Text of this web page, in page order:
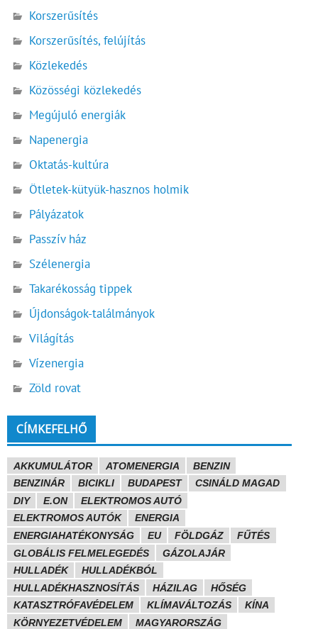
Korszerűsítés
Korszerűsítés, felújítás
Közlekedés
Közösségi közlekedés
Megújuló energiák
Napenergia
Oktatás-kultúra
Ötletek-kütyük-hasznos holmik
Pályázatok
Passzív ház
Szélenergia
Takarékosság tippek
Újdonságok-találmányok
Világítás
Vízenergia
Zöld rovat
CÍMKEFELHŐ
AKKUMULÁTOR ATOMENERGIA
BENZIN
BENZINÁR
BICIKLI BUDAPEST
CSINÁLD MAGAD
DIY
E.ON
ELEKTROMOS AUTÓ
ELEKTROMOS AUTÓK
ENERGIA
ENERGIAHATÉKONYSÁG
EU FÖLDGÁZ
FŰTÉS
GLOBÁLIS FELMELEGEDÉS
GÁZOLAJÁR
HULLADÉK
HULLADÉKBÓL
HULLADÉKHASZNOSÍTÁS
HÁZILAG
HŐSÉG
KATASZTRÓFAVÉDELEM
KLÍMAVÁLTOZÁS
KÍNA
KÖRNYEZETVÉDELEM
MAGYARORSZÁG